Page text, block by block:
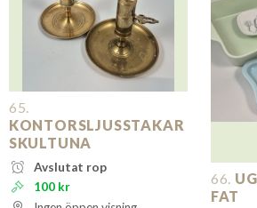
65.
KONTORSLJUSSTAKAR
SKULTUNA
Avslutat rop
100 kr
66.
FAT